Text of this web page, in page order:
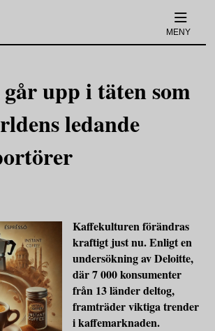
MENY
går upp i täten som
ledande
Kaffekulturen förändras
kraftigt just nu. Enligt en
undersökning av Deloitte,
där 7 000 konsumenter
från 13 länder deltog,
framträder viktiga trender
i kaffemarknaden.